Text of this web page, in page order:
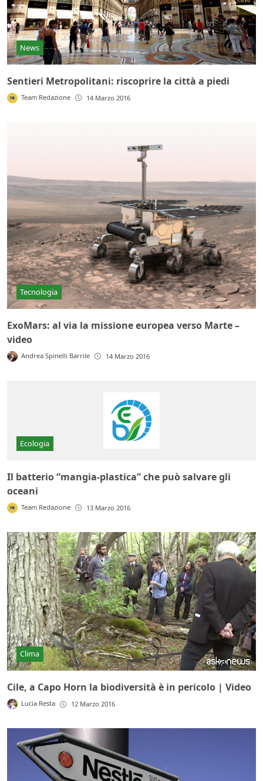
News
Sentieri Metropolitani: riscoprire la città a piedi
Team Redazione 14 Marzo 2016
Tecnologia
ExoMars: al via la missione europea verso Marte –
video
Andrea Spinelli Barrile 14 Marzo 2016
Ecologia
Il batterio “mangia-plastica” che può salvare gli
oceani
Team Redazione 13 Marzo 2016
Clima
Cile, a Capo Horn la biodiversità è in pericolo | Video
Lucia Resta 12 Marzo 2016